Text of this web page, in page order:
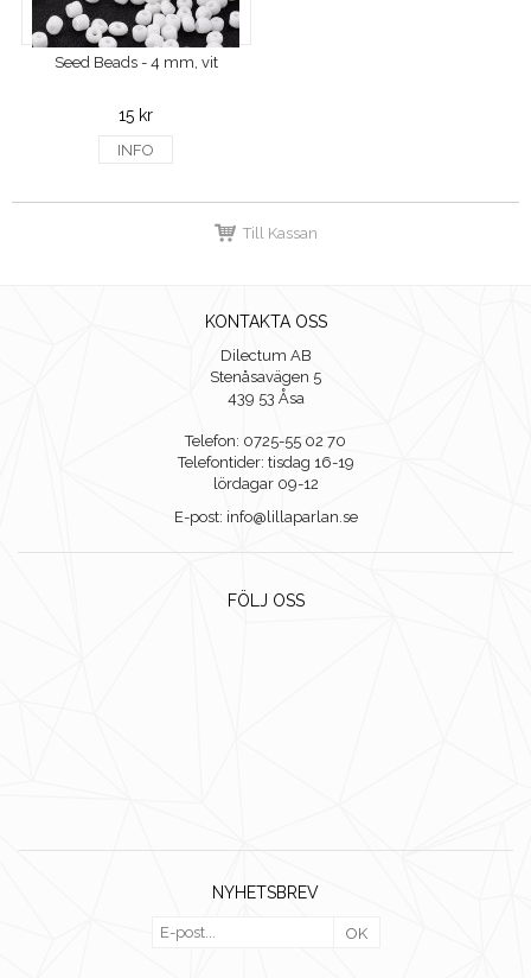
Seed Beads - 4 mm, vit
15 kr
INFO
Till Kassan
KONTAKTA OSS
Dilectum AB
Stenåsavägen 5
439 53 Åsa
Telefon: 0725-55 02 70
Telefontider: tisdag 16-19
lördagar 09-12
E-post: info@lillaparlan.se
FÖLJ OSS
NYHETSBREV
OK